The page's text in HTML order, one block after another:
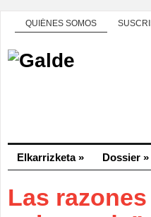
QUIÉNES SOMOS
Elkarrizketa» Dossier »
Las